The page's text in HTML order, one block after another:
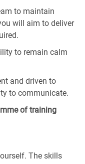
to maintain
will aim to deliver
to remain calm
and driven to
to communicate.
of training
The skills